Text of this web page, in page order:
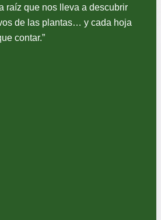
raíz que nos lleva a descubrir
de las plantas… y cada hoja
contar.”